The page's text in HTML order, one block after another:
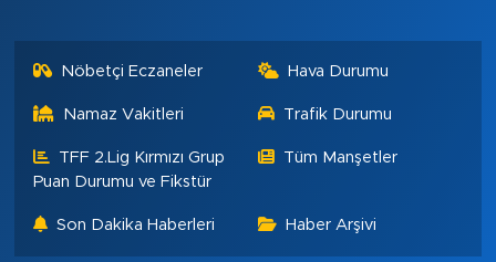
Nöbetçi Eczaneler Hava Durumu
Namaz Vakitleri Trafik Durumu
TFF 2.Lig Kırmızı Grup
Puan Durumu ve Fikstür
Tüm Manşetler
Son Dakika Haberleri Haber Arşivi